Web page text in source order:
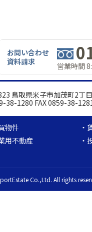
お問い合わせ
資料請求
営業時間
鳥取県米子市加茂町2丁
38-1280 FAX 0859-38-
物件
用不動産
Co.,Ltd. All rights